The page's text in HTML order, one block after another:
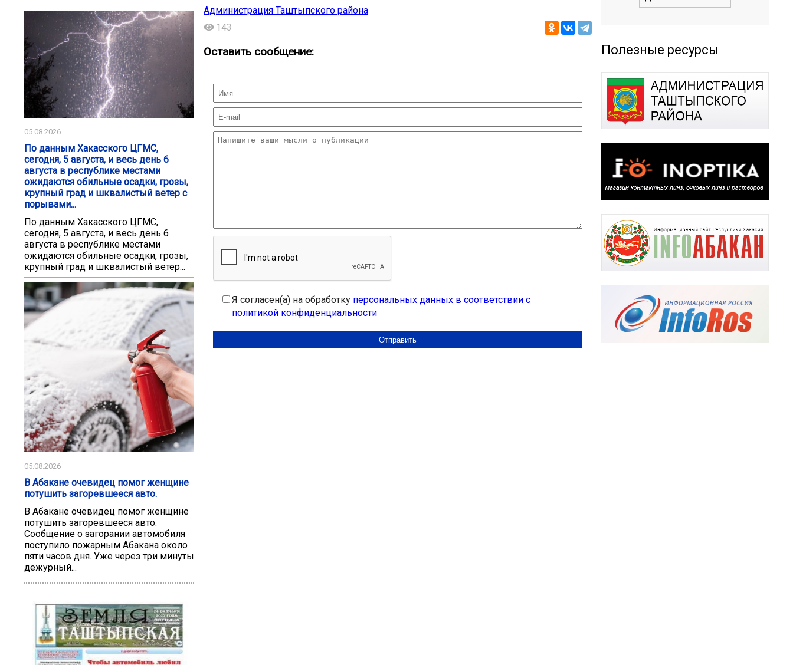
05.08.2026
По данным Хакасского ЦГМС,
сегодня, 5 августа, и весь день 6
августа в республике местами
ожидаются обильные осадки, грозы,
крупный град и шквалистый ветер с
порывами...
По данным Хакасского ЦГМС,
сегодня, 5 августа, и весь день 6
августа в республике местами
ожидаются обильные осадки, грозы,
крупный град и шквалистый ветер...
05.08.2026
В Абакане очевидец помог женщине
потушить загоревшееся авто.
В Абакане очевидец помог женщине
потушить загоревшееся авто.
Сообщение о загорании автомобиля
поступило пожарным Абакана около
пяти часов дня. Уже через три минуты
дежурный...
Администрация Таштыпского района
143
Оставить сообщение:
Я согласен(а) на обработку персональных данных в соответствии с
политикой конфиденциальности
Полезные ресурсы